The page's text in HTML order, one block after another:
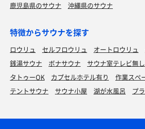
鹿児島県のサウナ
沖縄県のサウナ
特徴からサウナを探す
ロウリュ セルフロウリュ オートロウリュ
銭湯サウナ
ボナサウナ サウナ室テレビ無し
タトゥーOK
カプセルホテル有り
作業スペ
テントサウナ
サウナ小屋 湖が水風呂 プ